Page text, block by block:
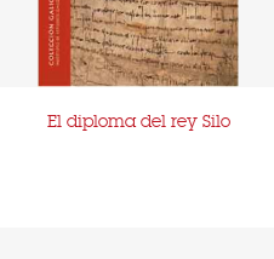
El diploma del rey Silo